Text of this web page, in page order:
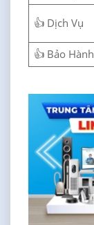
👍 Dịch Vụ
👍 Bảo Hành